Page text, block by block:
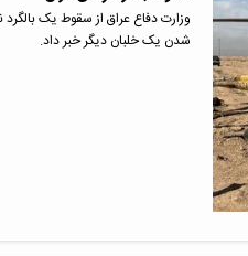
وزارت دفاع عراق از سقوط یک
شدن یک خلبان دیگر خبر داد.